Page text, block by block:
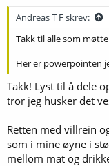
Andreas T F skrev:
Takk til alle som
Her er powerpointen
Takk! Lyst til å dele
tror jeg husker det
Retten med villrein
som i mine øyne i
mellom mat og